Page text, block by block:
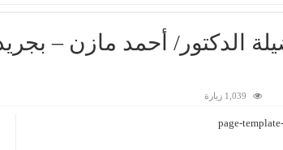
الدكتور/ أحمد مازن –
1,039 زيارة
page-